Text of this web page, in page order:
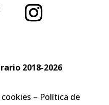
2018-2026
– Política de